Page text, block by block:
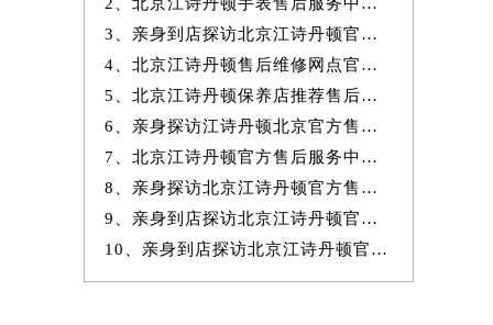
3、亲身到店探访北京江诗丹顿官方售后服务中心｜最新热线和全部网点地
4、北京江诗丹顿售后维修网点官方服务指南权威公示（2026年7月最新）
5、北京江诗丹顿保养店推荐售后保养服务权威公示（2026年7月最新）
6、亲身探访江诗丹顿北京官方售后服务中心｜地址与24小时服务电话（2026
7、北京江诗丹顿官方售后服务中心｜最新地址与24小时售后热线权威信息
8、亲身探访北京江诗丹顿官方售后服务中心｜完整网点地址与服务电话（20
9、亲身到店探访北京江诗丹顿官方售后服务中心｜服务热线及全部官方地
10、亲身到店探访北京江诗丹顿官方售后服务中心｜官方热线及全部网点地